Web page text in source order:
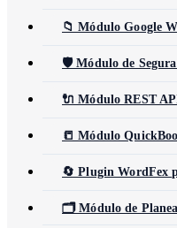
📁 Módulo Google
🛡️ Módulo de
🔌 Módulo REST
📒 Módulo
🔄 Plugin WordFex
🗂️ Módulo de